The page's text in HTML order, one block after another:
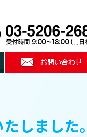
しました。